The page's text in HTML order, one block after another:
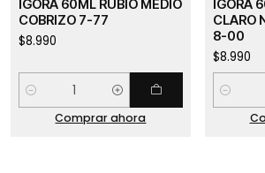
IGORA 60ML RUBIO MEDIO
COBRIZO 7-77
$8.990
Cantidad
Comprar ahora
IGORA
CLARO
8-00
$8.990
Cantidad